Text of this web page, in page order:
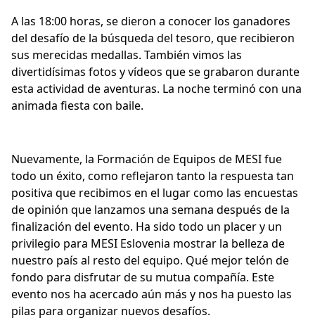
A las 18:00 horas, se dieron a conocer los ganadores
del desafío de la búsqueda del tesoro, que recibieron
sus merecidas medallas. También vimos las
divertidísimas fotos y vídeos que se grabaron durante
esta actividad de aventuras. La noche terminó con una
animada fiesta con baile.
Nuevamente, la Formación de Equipos de MESI fue
todo un éxito, como reflejaron tanto la respuesta tan
positiva que recibimos en el lugar como las encuestas
de opinión que lanzamos una semana después de la
finalización del evento. Ha sido todo un placer y un
privilegio para MESI Eslovenia mostrar la belleza de
nuestro país al resto del equipo. Qué mejor telón de
fondo para disfrutar de su mutua compañía. Este
evento nos ha acercado aún más y nos ha puesto las
pilas para organizar nuevos desafíos.